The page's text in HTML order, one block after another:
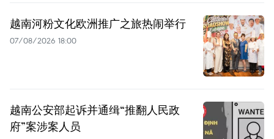
越南河粉文化欧洲推广之旅热闹举行
07/08/2026 18:00
越南公安部起诉并通缉“推翻人民政
府”案涉案人员